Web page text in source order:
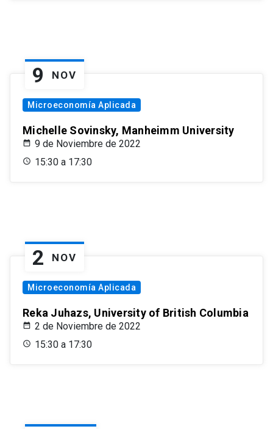
9 NOV
Microeconomía Aplicada
Michelle Sovinsky, Manheimm University
9 de Noviembre de 2022
15:30 a 17:30
2 NOV
Microeconomía Aplicada
Reka Juhazs, University of British Columbia
2 de Noviembre de 2022
15:30 a 17:30